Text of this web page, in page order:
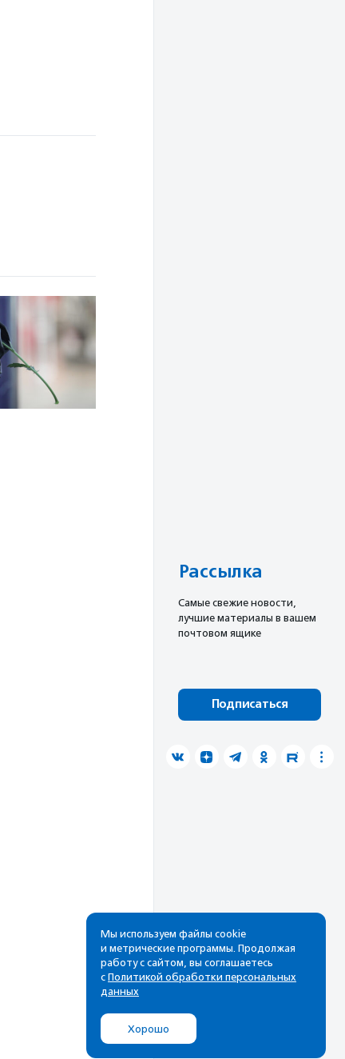
Рассылка
Cамые свежие новости,
лучшие материалы в вашем
почтовом ящике
Подписаться
Мы используем файлы cookie
и метрические программы. Продолжая
работу с сайтом, вы соглашаетесь
с Политикой обработки персональных
данных
Хорошо